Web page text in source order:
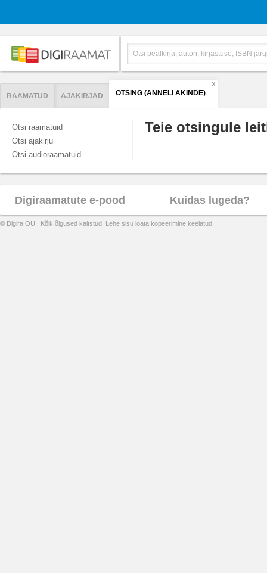
RAAMATUD AJAKIRJAD OTSING (ANNELI AKINDE)
X
Otsi raamatuid
Otsi ajakirju
Otsi audioraamatuid
Teie otsingule
Digiraamatute e-pood Kuidas lugeda?
© Digira OÜ | Kõik õigused kaitstud. Lehe sisu loata kopeerimine keelatud.